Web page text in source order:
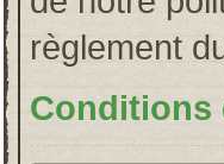
règlement
Conditions